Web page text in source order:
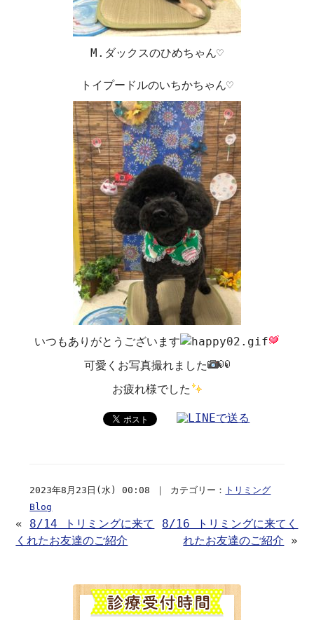
M.ダックスのひめちゃん♡
トイプードルのいちかちゃん♡
いつもありがとうございます
可愛くお写真撮れました
お疲れ様でした
2023年8月23日(水) 00:08 ｜ カテゴリー： トリミング
Blog
« 8/14 トリミングに来て
くれたお友達のご紹介
8/16 トリミングに来てく
れたお友達のご紹介 »